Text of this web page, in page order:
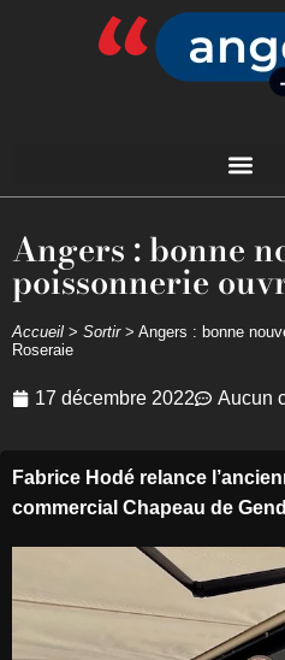
Angers : bonne
poissonnerie
Accueil > Sortir> Angers : bonne
Roseraie
17 décembre 2022 Aucun
Fabrice Hodé relance
commercial Chapeau de